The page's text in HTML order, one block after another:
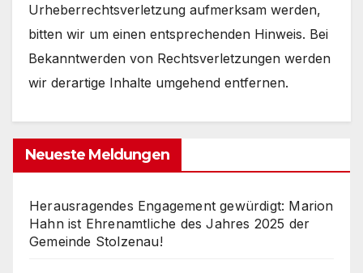
Urheberrechtsverletzung aufmerksam werden,
bitten wir um einen entsprechenden Hinweis. Bei
Bekanntwerden von Rechtsverletzungen werden
wir derartige Inhalte umgehend entfernen.
Neueste Meldungen
Herausragendes Engagement gewürdigt: Marion
Hahn ist Ehrenamtliche des Jahres 2025 der
Gemeinde Stolzenau!